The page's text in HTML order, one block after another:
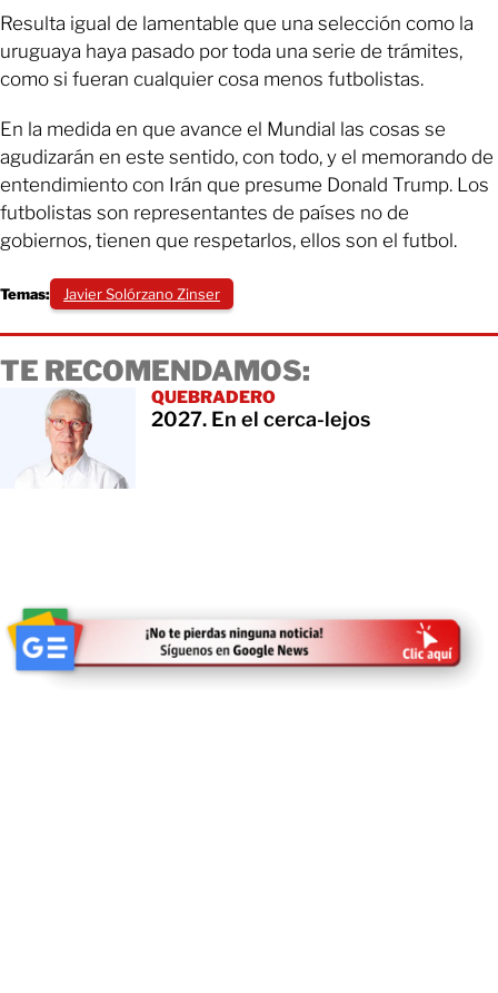
Resulta igual de lamentable que una selección como la
uruguaya haya pasado por toda una serie de trámites,
como si fueran cualquier cosa menos futbolistas.
En la medida en que avance el Mundial las cosas se
agudizarán en este sentido, con todo, y el memorando de
entendimiento con Irán que presume Donald Trump. Los
futbolistas son representantes de países no de
gobiernos, tienen que respetarlos, ellos son el futbol.
Temas: Javier Solórzano Zinser
TE RECOMENDAMOS:
QUEBRADERO
2027. En el cerca-lejos